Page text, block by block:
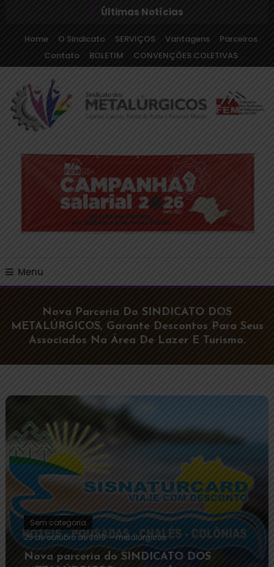
Últimas Notícias
Home O Sindicato SERVIÇOS Vantagens
Parceiros
Contato
BOLETIM CONVENÇÕES COLETIVAS
Sindicato dos
Metalúrgicos de Cajamar
e Região
Menu
Nova Parceria Do SINDICATO DOS
METALÚRGICOS, Garante Descontos Para Seus
Associados Na Área De Lazer E Turismo.
Sem categoria
25 de outubro de 2019
metalurgicos
Nova parceria do SINDICATO DOS